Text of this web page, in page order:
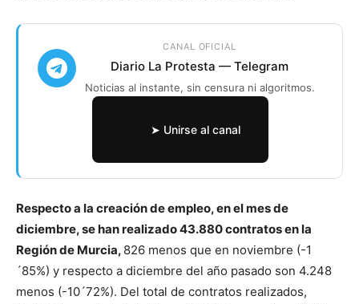
CANAL OFICIAL
Diario La Protesta — Telegram
Noticias al instante, sin censura ni algoritmos.
➤ Unirse al canal
Respecto a la creación de empleo, en el mes de
diciembre, se han realizado 43.880 contratos en la
Región de Murcia, 826 menos que en noviembre (-1
´85%) y respecto a diciembre del año pasado son 4.248
menos (-10´72%). Del total de contratos realizados,